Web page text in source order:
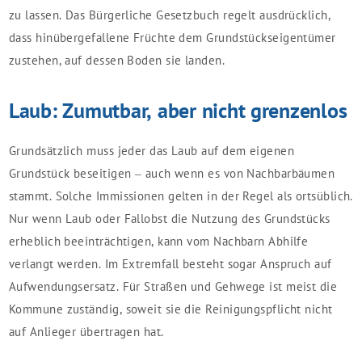
zu lassen. Das Bürgerliche Gesetzbuch regelt ausdrücklich,
dass hinübergefallene Früchte dem Grundstückseigentümer
zustehen, auf dessen Boden sie landen.
Laub: Zumutbar, aber nicht grenzenlos
Grundsätzlich muss jeder das Laub auf dem eigenen
Grundstück beseitigen – auch wenn es von Nachbarbäumen
stammt. Solche Immissionen gelten in der Regel als ortsüblich.
Nur wenn Laub oder Fallobst die Nutzung des Grundstücks
erheblich beeinträchtigen, kann vom Nachbarn Abhilfe
verlangt werden. Im Extremfall besteht sogar Anspruch auf
Aufwendungsersatz. Für Straßen und Gehwege ist meist die
Kommune zuständig, soweit sie die Reinigungspflicht nicht
auf Anlieger übertragen hat.